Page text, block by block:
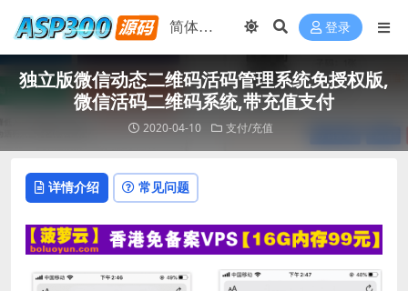
登录
独立版微信动态二维码活码管理系统免授权版,
微信活码二维码系统,带充值支付
2020-04-10 支付/充值
详情介绍 常见问题